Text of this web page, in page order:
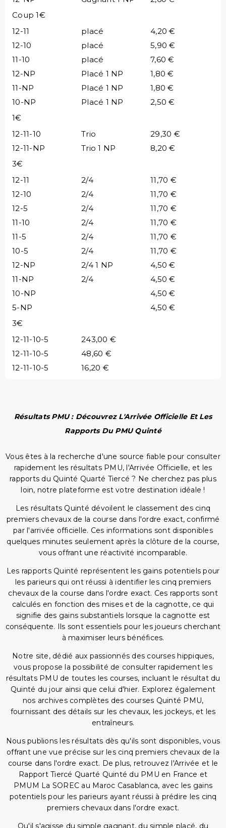
Coup 1€
12-11
placé
4,20 €
12-10
placé
5,90 €
11-10
placé
7,60 €
12-NP
Placé 1 NP
1,80 €
11-NP
Placé 1 NP
1,80 €
10-NP
Placé 1 NP
2,50 €
1€
12-11-10
Trio
29,30 €
12-11-NP
Trio 1 NP
8,20 €
3€
12-11
2/4
11,70 €
12-10
2/4
11,70 €
12-5
2/4
11,70 €
11-10
2/4
11,70 €
11-5
2/4
11,70 €
10-5
2/4
11,70 €
12-NP
2/4 1 NP
4,50 €
11-NP
2/4
4,50 €
10-NP
4,50 €
5-NP
4,50 €
3€
12-11-10-5
243,00 €
12-11-10-5
48,60 €
12-11-10-5
16,20 €
Résultats PMU : Découvrez L'Arrivée Officielle Et Les
Rapports Du PMU Quinté
Vous êtes à la recherche d'une source fiable pour consulter
rapidement les résultats PMU, l'Arrivée Officielle, et les
rapports du Quinté Quarté Tiercé ? Ne cherchez pas plus
loin, notre plateforme est votre destination idéale !
Les résultats Quinté dévoilent le classement des cinq
premiers chevaux de la course dans l'ordre exact, confirmé
par l'arrivée officielle. Ces informations sont disponibles
quelques minutes seulement après la clôture de la course,
vous offrant une réactivité incomparable.
Les rapports Quinté représentent les gains potentiels pour
les parieurs qui ont réussi à identifier les cinq premiers
chevaux de la course dans l'ordre exact. Ces rapports sont
calculés en fonction des mises et de la cagnotte, ce qui
signifie des gains substantiels lorsque la cagnotte est
conséquente. Ils sont essentiels pour les joueurs cherchant
à maximiser leurs bénéfices.
Notre site, dédié aux passionnés des courses hippiques,
vous propose la possibilité de consulter rapidement les
résultats PMU de toutes les courses, incluant le résultat du
Quinté du jour ainsi que celui d'hier. Explorez également
nos archives complètes des courses Quinté PMU,
fournissant des détails sur les chevaux, les jockeys, et les
entraîneurs.
Nous publions les résultats dès qu'ils sont disponibles, vous
offrant une vue précise sur les cinq premiers chevaux de la
course dans l'ordre exact. De plus, retrouvez l'Arrivée et le
Rapport Tiercé Quarté Quinté du PMU en France et
PMUM La SOREC au Maroc Casablanca, avec les gains
potentiels pour les parieurs ayant réussi à prédire les cinq
premiers chevaux dans l'ordre exact.